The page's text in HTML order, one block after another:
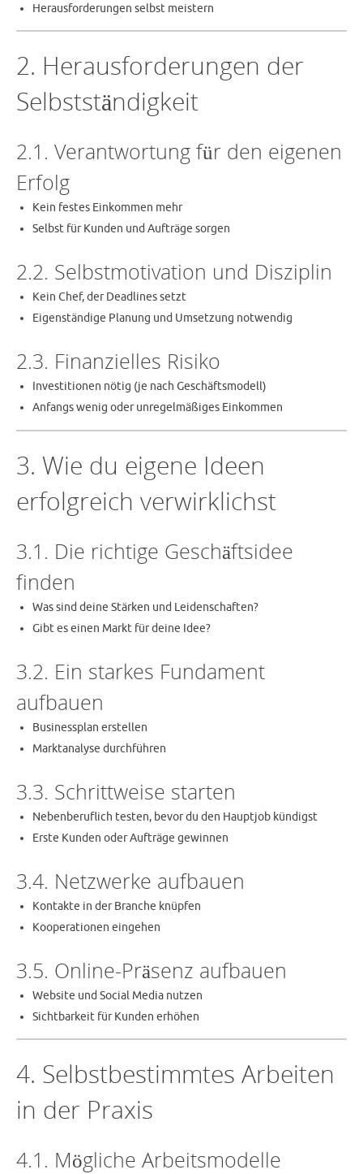
Herausforderungen selbst meistern
2. Herausforderungen der
Selbstständigkeit
2.1. Verantwortung für den eigenen
Erfolg
Kein festes Einkommen mehr
Selbst für Kunden und Aufträge sorgen
2.2. Selbstmotivation und Disziplin
Kein Chef, der Deadlines setzt
Eigenständige Planung und Umsetzung notwendig
2.3. Finanzielles Risiko
Investitionen nötig (je nach Geschäftsmodell)
Anfangs wenig oder unregelmäßiges Einkommen
3. Wie du eigene Ideen
erfolgreich verwirklichst
3.1. Die richtige Geschäftsidee
finden
Was sind deine Stärken und Leidenschaften?
Gibt es einen Markt für deine Idee?
3.2. Ein starkes Fundament
aufbauen
Businessplan erstellen
Marktanalyse durchführen
3.3. Schrittweise starten
Nebenberuflich testen, bevor du den Hauptjob kündigst
Erste Kunden oder Aufträge gewinnen
3.4. Netzwerke aufbauen
Kontakte in der Branche knüpfen
Kooperationen eingehen
3.5. Online-Präsenz aufbauen
Website und Social Media nutzen
Sichtbarkeit für Kunden erhöhen
4. Selbstbestimmtes Arbeiten
in der Praxis
4.1. Mögliche Arbeitsmodelle